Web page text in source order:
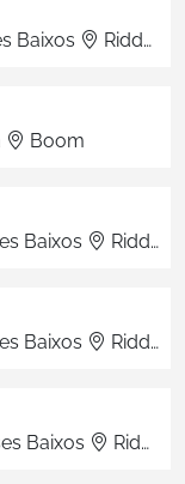
Baixos Ridderkerk
Boom
Baixos Ridderkerk
Baixos Ridderkerk
Baixos Ridderkerk